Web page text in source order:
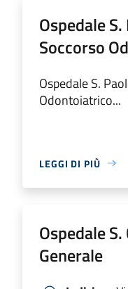
Ospedale
Soccorso
Ospedale S.
Odontoiatrico...
LEGGI DI PIÙ
Ospedale
Generale